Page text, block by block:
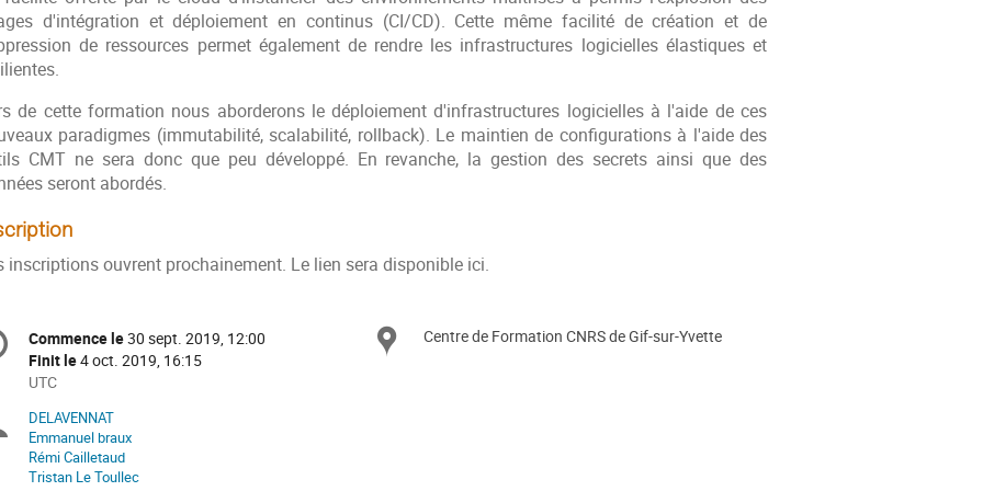
d'intégration et déploiement en continus (CI/CD). Cette même facilité de création et de
de ressources permet également de rendre les infrastructures logicielles élastiques et
de cette formation nous aborderons le déploiement d'infrastructures logicielles à l'aide de ces
paradigmes (immutabilité, scalabilité, rollback). Le maintien de configurations à l'aide des
CMT ne sera donc que peu développé. En revanche, la gestion des secrets ainsi que des
seront abordés.
inscriptions ouvrent prochainement. Le lien sera disponible ici.
Date/Heure
Commence le30 sept. 2019, 12:00
Finit le4 oct. 2019, 16:15
Toutes
horaires
sont
en
UTC
Site
Centre de Formation CNRS de Gif-sur-Yvette
Présidents
de
DELAVENNAT
Emmanuel braux
Rémi Cailletaud
Tristan Le Toullec